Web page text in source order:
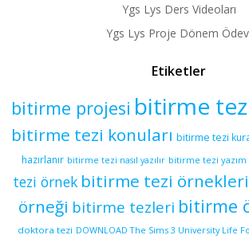
Ygs Lys Ders Videoları
Ygs Lys Proje Dönem
Etiketler
bitirme projesi bitirme
bitirme tezi konuları bitirme tezi
hazırlanır bitirme tezi nasıl yazılır bitirme tezi yazım
tezi örnek bitirme tezi örnekleri
örneği bitirme tezleri bitirme
doktora tezi DOWNLOAD The Sims 3 University Life